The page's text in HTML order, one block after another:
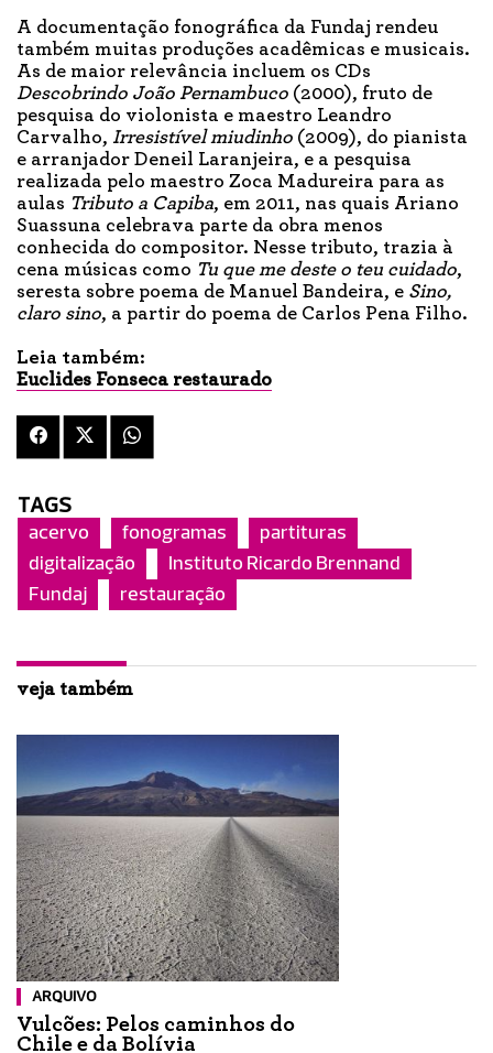
A documentação fonográfica da Fundaj rendeu
também muitas produções acadêmicas e musicais.
As de maior relevância incluem os CDs
Descobrindo João Pernambuco (2000), fruto de
pesquisa do violonista e maestro Leandro
Carvalho, Irresistível miudinho (2009), do pianista
e arranjador Deneil Laranjeira, e a pesquisa
realizada pelo maestro Zoca Madureira para as
aulas Tributo a Capiba, em 2011, nas quais Ariano
Suassuna celebrava parte da obra menos
conhecida do compositor. Nesse tributo, trazia à
cena músicas como Tu que me deste o teu cuidado,
seresta sobre poema de Manuel Bandeira, e Sino,
claro sino, a partir do poema de Carlos Pena Filho.
Leia também:
Euclides Fonseca restaurado
TAGS
acervo fonogramas
partituras
digitalização
Instituto Ricardo Brennand
Fundaj
restauração
veja também
ARQUIVO
Vulcões: Pelos caminhos do
Chile e da Bolívia